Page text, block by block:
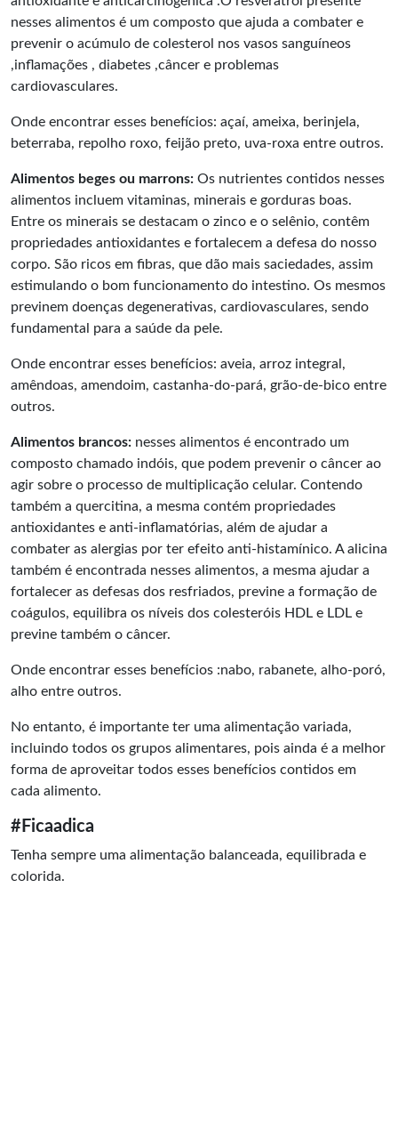
nesses alimentos é um composto que ajuda a combater e
prevenir o acúmulo de colesterol nos vasos sanguíneos
,inflamações , diabetes ,câncer e problemas
cardiovasculares.
Onde encontrar esses benefícios: açaí, ameixa, berinjela,
beterraba, repolho roxo, feijão preto, uva-roxa entre outros.
Alimentos beges ou marrons: Os nutrientes contidos nesses
alimentos incluem vitaminas, minerais e gorduras boas.
Entre os minerais se destacam o zinco e o selênio, contêm
propriedades antioxidantes e fortalecem a defesa do nosso
corpo. São ricos em fibras, que dão mais saciedades, assim
estimulando o bom funcionamento do intestino. Os mesmos
previnem doenças degenerativas, cardiovasculares, sendo
fundamental para a saúde da pele.
Onde encontrar esses benefícios: aveia, arroz integral,
amêndoas, amendoim, castanha-do-pará, grão-de-bico entre
outros.
Alimentos brancos: nesses alimentos é encontrado um
composto chamado indóis, que podem prevenir o câncer ao
agir sobre o processo de multiplicação celular. Contendo
também a quercitina, a mesma contém propriedades
antioxidantes e anti-inflamatórias, além de ajudar a
combater as alergias por ter efeito anti-histamínico. A alicina
também é encontrada nesses alimentos, a mesma ajudar a
fortalecer as defesas dos resfriados, previne a formação de
coágulos, equilibra os níveis dos colesteróis HDL e LDL e
previne também o câncer.
Onde encontrar esses benefícios :nabo, rabanete, alho-poró,
alho entre outros.
No entanto, é importante ter uma alimentação variada,
incluindo todos os grupos alimentares, pois ainda é a melhor
forma de aproveitar todos esses benefícios contidos em
cada alimento.
#Ficaadica
Tenha sempre uma alimentação balanceada, equilibrada e
colorida.